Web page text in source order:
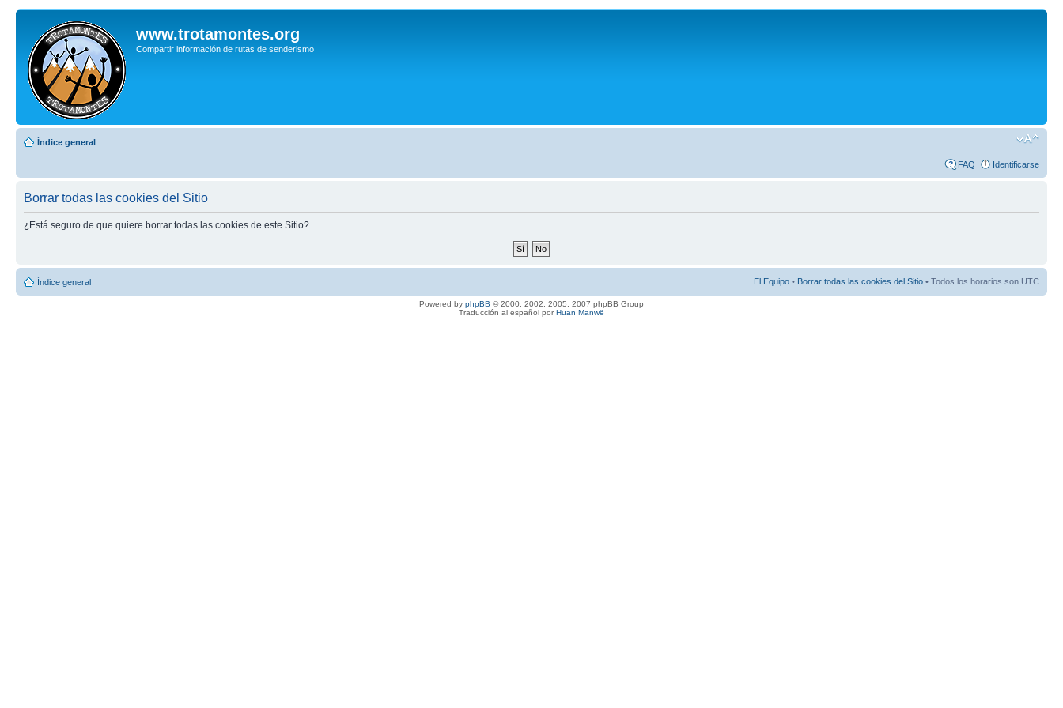
www.trotamontes.org
Compartir información de rutas de senderismo
Índice general
FAQ Identificarse
Borrar todas las cookies del Sitio
¿Está seguro de que quiere borrar todas las cookies de este Sitio?
Índice general El Equipo • Borrar todas las cookies del Sitio • Todos los horarios son UTC
Powered by phpBB © 2000, 2002, 2005, 2007 phpBB Group
Traducción al español porHuan Manwë